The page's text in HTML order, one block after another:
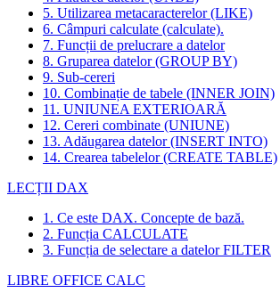
5. Utilizarea metacaracterelor (LIKE)
6. Câmpuri calculate (calculate).
7. Funcții de prelucrare a datelor
8. Gruparea datelor (GROUP BY)
9. Sub-cereri
10. Combinație de tabele (INNER JOIN)
11. UNIUNEA EXTERIOARĂ
12. Cereri combinate (UNIUNE)
13. Adăugarea datelor (INSERT INTO)
14. Crearea tabelelor (CREATE TABLE)
LECȚII DAX
1. Ce este DAX. Concepte de bază.
2. Funcția CALCULATE
3. Funcția de selectare a datelor FILTER
LIBRE OFFICE CALC